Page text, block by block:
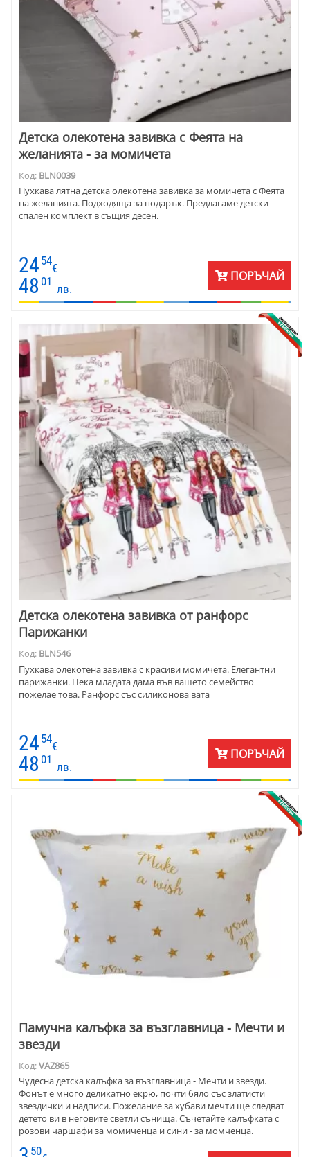
Детска олекотена завивка с Феята на
желанията - за момичета
Код: BLN0039
Пухкава лятна детска олекотена завивка за момичета с Феята
на желанията. Подходяща за подарък. Предлагаме детски
спален комплект в същия десен.
24 54
€
48 01
лв.
ПОРЪЧАЙ
Детска олекотена завивка от ранфорс
Парижанки
Код: BLN546
Пухкава олекотена завивка с красиви момичета. Елегантни
парижанки. Нека младата дама във вашето семейство
пожелае това. Ранфорс със силиконова вата
24 54
€
48 01
лв.
ПОРЪЧАЙ
Памучна калъфка за възглавница - Мечти и
звезди
Код:VAZ865
Чудесна детска калъфка за възглавница - Мечти и звезди.
Фонът е много деликатно екрю, почти бяло със златисти
звездички и надписи. Пожелание за хубави мечти ще следват
детето ви в неговите светли сънища. Съчетайте калъфката с
розови чаршафи за момиченца и сини - за момченца.
50